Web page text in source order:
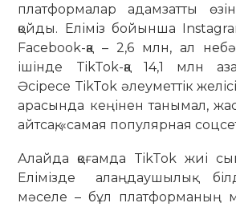
платформалар адамзатты
қойды. Еліміз бойынша
Facebook-қа – 2,6 млн, ал
ішінде TikTok-қа 14,1 млн
Әсіресе TikTok әлеуметтік
арасында кеңінен танымал,
айтсақ, «самая популярная
Алайда қоғамда TikTok жиі
Елімізде алаңдаушылық
мәселе – бұл плат­форманың